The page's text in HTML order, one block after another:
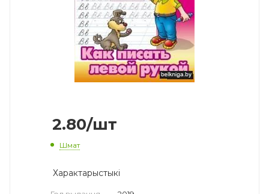
2.80/шт
Шмат
Характарыстыкі